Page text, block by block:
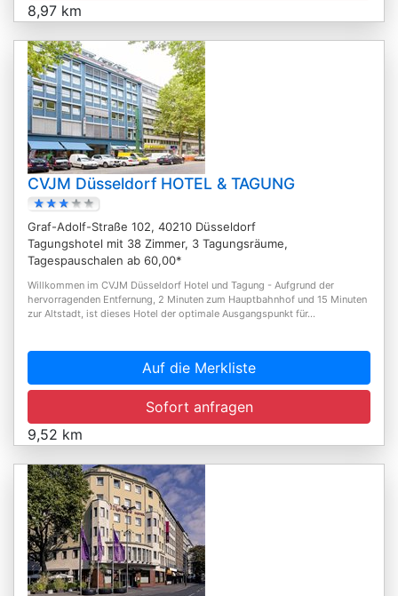
8,97 km
CVJM Düsseldorf HOTEL & TAGUNG
Graf-Adolf-Straße 102, 40210 Düsseldorf
Tagungshotel mit 38 Zimmer, 3 Tagungsräume,
Tagespauschalen ab 60,00*
Willkommen im CVJM Düsseldorf Hotel und Tagung - Aufgrund der
hervorragenden Entfernung, 2 Minuten zum Hauptbahnhof und 15 Minuten
zur Altstadt, ist dieses Hotel der optimale Ausgangspunkt für...
Auf die Merkliste
Sofort anfragen
9,52 km